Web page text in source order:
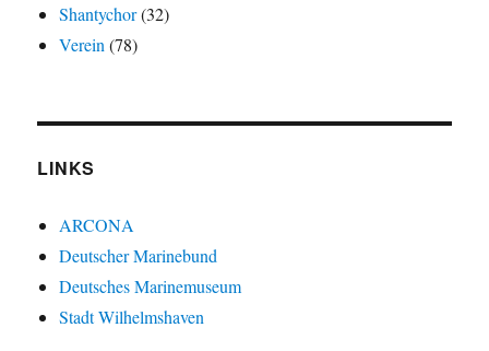
Shantychor(32)
Verein (78)
LINKS
ARCONA
Deutscher Marinebund
Deutsches Marinemuseum
Stadt Wilhelmshaven